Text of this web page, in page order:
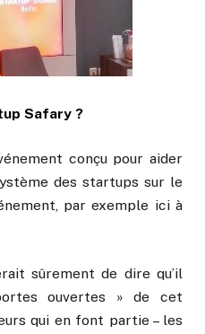
Safary ?
conçu pour aider
des startups sur le
par exemple ici à
sûrement de dire qu’il
ouvertes » de cet
qui en font partie – les